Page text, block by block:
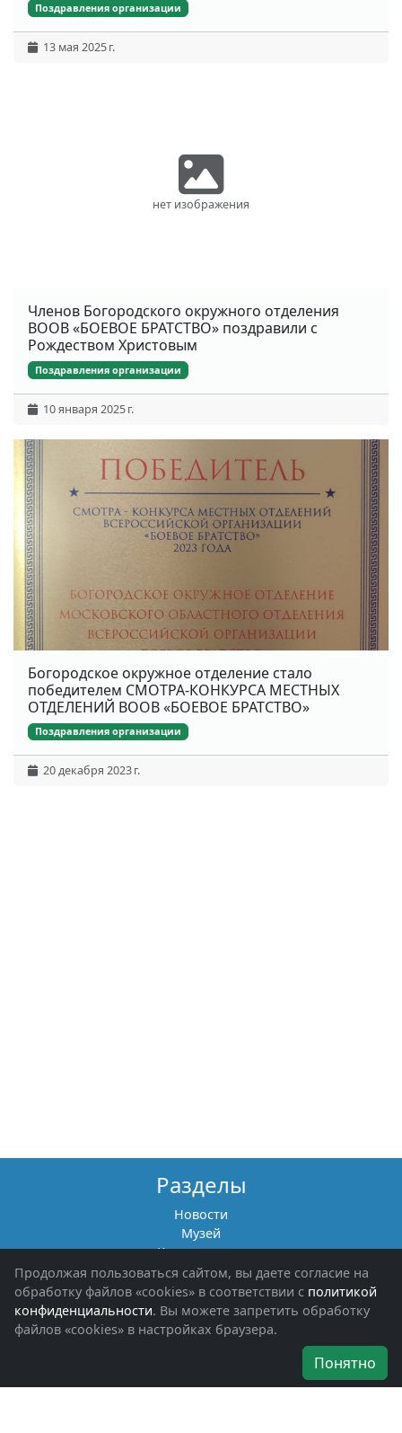
Поздравления организации
13 мая 2025 г.
нет изображения
Членов Богородского окружного отделения
ВООВ «БОЕВОЕ БРАТСТВО» поздравили с
Рождеством Христовым
Поздравления организации
10 января 2025 г.
Богородское окружное отделение стало
победителем СМОТРА-КОНКУРСА МЕСТНЫХ
ОТДЕЛЕНИЙ ВООВ «БОЕВОЕ БРАТСТВО»
Поздравления организации
20 декабря 2023 г.
Разделы
Новости
Музей
Книги памяти
Фотоальбомы
Обращения граждан
Помощь участникам СВО и их семьям
Об организации
Наши награды
Продолжая пользоваться сайтом, вы даете согласие на
обработку файлов «cookies» в соответствии с политикой
конфиденциальности. Вы можете запретить обработку
файлов «cookies» в настройках браузера.
Понятно